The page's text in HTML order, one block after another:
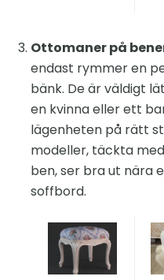
Ottomaner på
endast rymmer en
bänk. De är väldigt
en kvinna eller ett
lägenheten på rätt
modeller, täckta
ben, ser bra ut nära
soffbord.